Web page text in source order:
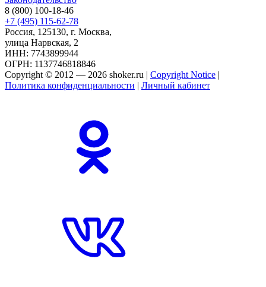
8 (800) 100-18-46
+7 (495) 115-62-78
Россия, 125130, г. Москва,
улица Нарвская, 2
ИНН: 7743899944
ОГРН: 1137746818846
Copyright © 2012 — 2026 shoker.ru | Copyright Notice |
Политика конфиденциальности | Личный кабинет